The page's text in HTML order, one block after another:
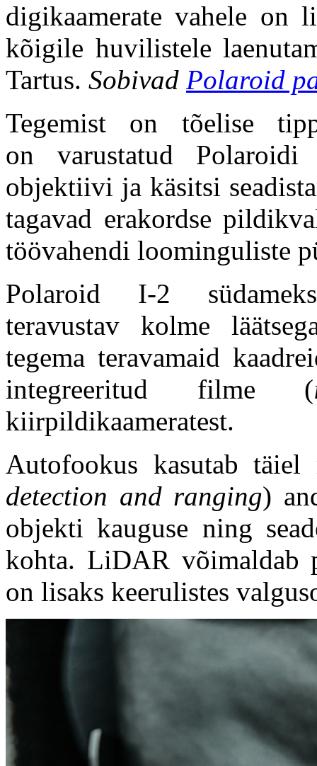
digikaamerate vahele on
kõigile huvilistele
Tartus. Sobivad Polaroid
Tegemist on tõelise
on varustatud
objektiivi ja käsitsi
tagavad erakordse
töövahendi loominguliste
Polaroid I-2
teravustav kolme
tegema teravamaid
integreeritud filme (
kiirpildikaameratest.
Autofookus kasutab
detection and ranging)
objekti kauguse ning
kohta. LiDAR võimaldab
on lisaks keerulistes